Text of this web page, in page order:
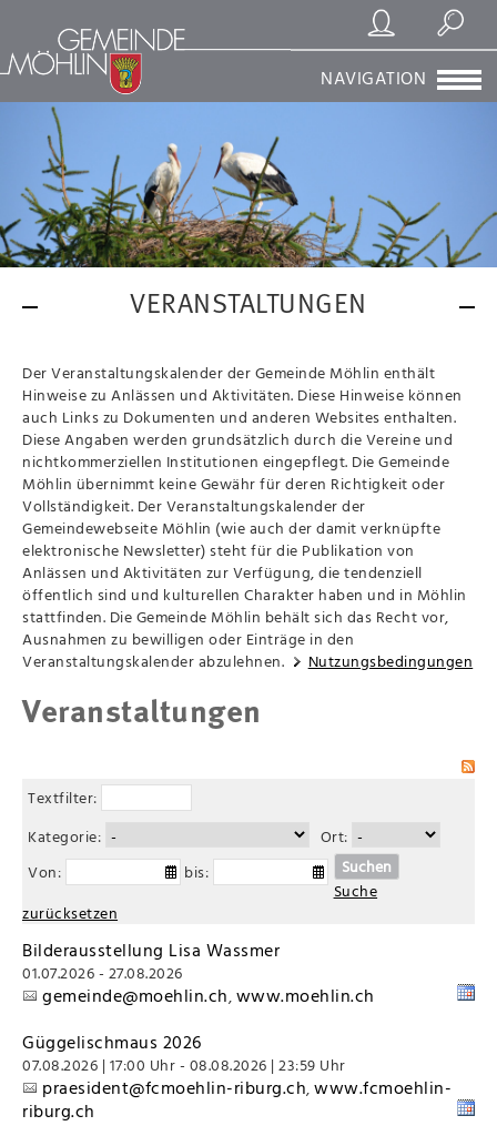
Registrierung/Login
Suchen
NAVIGATION
VERANSTALTUNGEN
Der Veranstaltungskalender der Gemeinde Möhlin enthält
Hinweise zu Anlässen und Aktivitäten. Diese Hinweise können
auch Links zu Dokumenten und anderen Websites enthalten.
Diese Angaben werden grundsätzlich durch die Vereine und
nichtkommerziellen Institutionen eingepflegt. Die Gemeinde
Möhlin übernimmt keine Gewähr für deren Richtigkeit oder
Vollständigkeit. Der Veranstaltungskalender der
Gemeindewebseite Möhlin (wie auch der damit verknüpfte
elektronische Newsletter) steht für die Publikation von
Anlässen und Aktivitäten zur Verfügung, die tendenziell
öffentlich sind und kulturellen Charakter haben und in Möhlin
stattfinden. Die Gemeinde Möhlin behält sich das Recht vor,
Ausnahmen zu bewilligen oder Einträge in den
Veranstaltungskalender abzulehnen.
Nutzungsbedingungen
Veranstaltungen
Textfilter:
Kategorie:
Ort:
Von:
bis:
Suchen
Suche
zurücksetzen
Bilderausstellung Lisa Wassmer
01.07.2026 - 27.08.2026
gemeinde@moehlin.ch,www.moehlin.ch
Güggelischmaus 2026
07.08.2026 | 17:00 Uhr - 08.08.2026 | 23:59 Uhr
praesident@fcmoehlin-riburg.ch,www.fcmoehlin-
riburg.ch